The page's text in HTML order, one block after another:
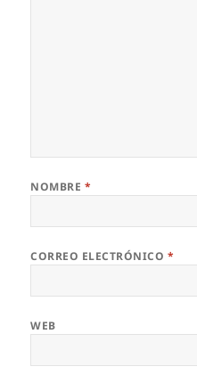
NOMBRE *
CORREO ELECTRÓNICO *
WEB